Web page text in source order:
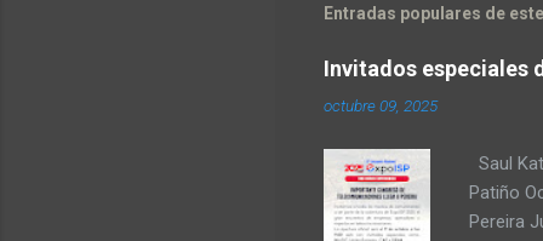
Entradas populares de
Invitados especiales
octubre 09, 2025
Saul
Patiño
Pereira